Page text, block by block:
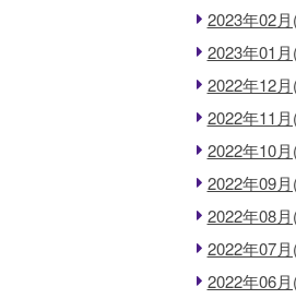
2023年02月
2023年01月
2022年12月
2022年11月
2022年10月
2022年09月
2022年08月
2022年07月
2022年06月